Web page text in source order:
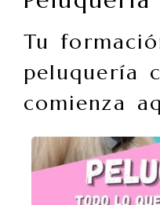
Tu
peluquería
comienza